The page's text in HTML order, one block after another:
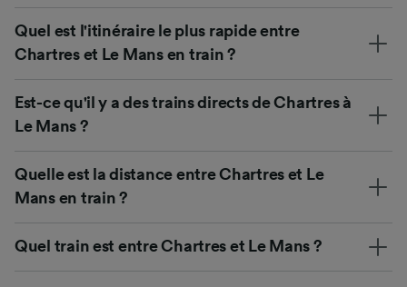
Quel est l'itinéraire le plus rapide entre
Chartres et Le Mans en train ?
Est-ce qu'il y a des trains directs de Chartres à
Le Mans ?
Quelle est la distance entre Chartres et Le
Mans en train ?
Quel train est entre Chartres et Le Mans ?